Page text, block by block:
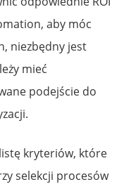
aby móc
niezbędny jest
mieć
podejście do
kryteriów, które
selekcji procesów